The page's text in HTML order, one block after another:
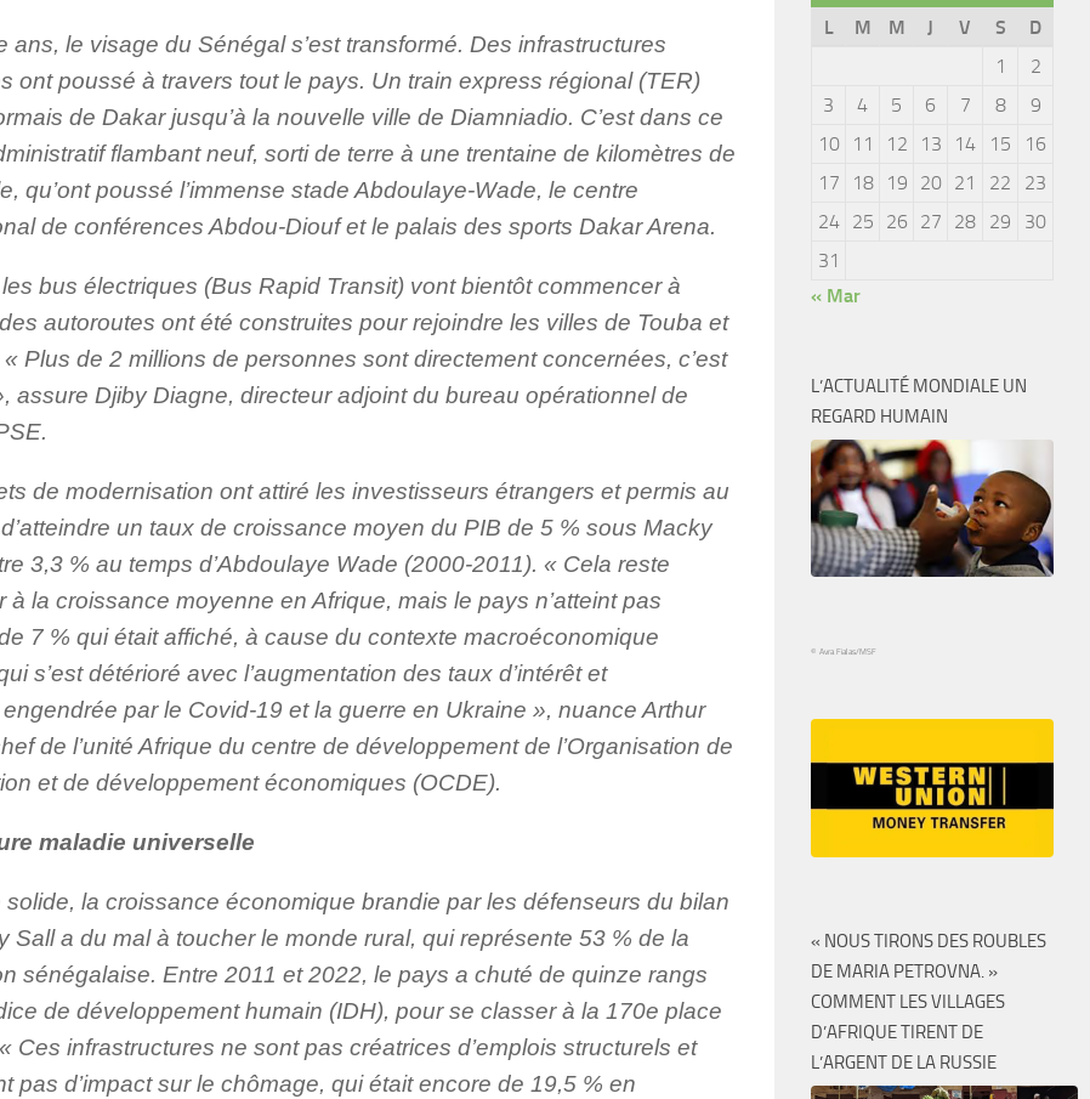
ans, le visage du Sénégal s’est transformé. Des infrastructures
ont poussé à travers tout le pays. Un train express régional (TER)
de Dakar jusqu’à la nouvelle ville de Diamniadio. C’est dans ce
flambant neuf, sorti de terre à une trentaine de kilomètres de
qu’ont poussé l’immense stade Abdoulaye-Wade, le centre
de conférences Abdou-Diouf et le palais des sports Dakar Arena.
bus électriques (Bus Rapid Transit) vont bientôt commencer à
autoroutes ont été construites pour rejoindre les villes de Touba et
Plus de 2 millions de personnes sont directement concernées, c’est
assure Djiby Diagne, directeur adjoint du bureau opérationnel de
de modernisation ont attiré les investisseurs étrangers et permis au
un taux de croissance moyen du PIB de 5 % sous Macky
3,3 % au temps d’Abdoulaye Wade (2000-2011). « Cela reste
à la croissance moyenne en Afrique, mais le pays n’atteint pas
7 % qui était affiché, à cause du contexte macroéconomique
s’est détérioré avec l’augmentation des taux d’intérêt et
engendrée par le Covid-19 et la guerre en Ukraine », nuance Arthur
de l’unité Afrique du centre de développement de l’Organisation de
et de développement économiques (OCDE).
maladie universelle
solide, la croissance économique brandie par les défenseurs du bilan
Sall a du mal à toucher le monde rural, qui représente 53 % de la
sénégalaise. Entre 2011 et 2022, le pays a chuté de quinze rangs
de développement humain (IDH), pour se classer à la 170e place
Ces infrastructures ne sont pas créatrices d’emplois structurels et
pas d’impact sur le chômage, qui était encore de 19,5 % en
L
M M J V S
D
1
2
3
4 5 6 7 8
9
10
11 12 13 14 15
16
17
18 19 20 21 22
23
24
25 26 27 28 29
30
31
« Mar
L’ACTUALITÉ MONDIALE UN
REGARD HUMAIN
© Avra Fialas/MSF
« NOUS TIRONS DES ROUBLES
DE MARIA PETROVNA. »
COMMENT LES VILLAGES
D’AFRIQUE TIRENT DE
L’ARGENT DE LA RUSSIE